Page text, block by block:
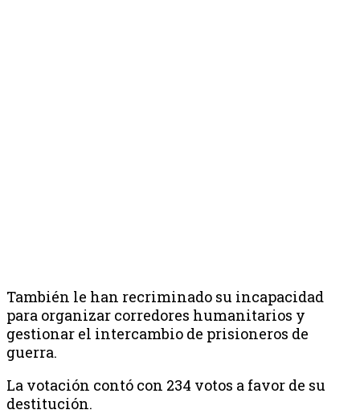
También le han recriminado su incapacidad
para organizar corredores humanitarios y
gestionar el intercambio de prisioneros de
guerra.
La votación contó con 234 votos a favor de su
destitución.